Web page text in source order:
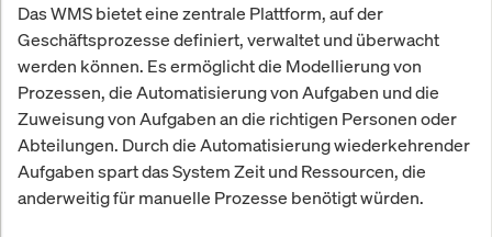
Das WMS bietet eine zentrale Plattform, auf der
Geschäftsprozesse definiert, verwaltet und überwacht
werden können. Es ermöglicht die Modellierung von
Prozessen, die Automatisierung von Aufgaben und die
Zuweisung von Aufgaben an die richtigen Personen oder
Abteilungen. Durch die Automatisierung wiederkehrender
Aufgaben spart das System Zeit und Ressourcen, die
anderweitig für manuelle Prozesse benötigt würden.